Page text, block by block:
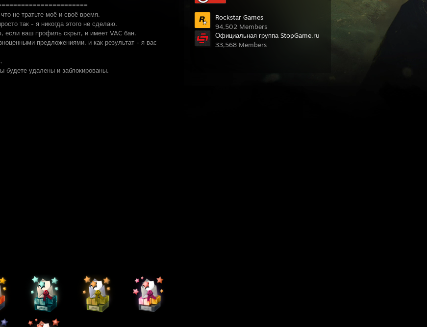
Rockstar Games
94,502 Members
Официальная группа StopGame.ru
33,568 Members
не тратьте моё и своё время.
так - я никогда этого не сделаю.
если ваш профиль скрыт, и имеет VAC бан.
предложениями, и как результат - я вас
будете удалены и заблокированы.